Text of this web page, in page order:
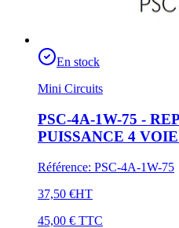
En stock
Mini Circuits
PSC-4A-1W-75 -
PUISSANCE 4
Référence: PSC-4A-1W-75
37,50 €HT
45,00 € TTC